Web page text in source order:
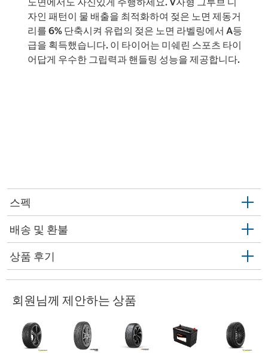
자인 패턴이 물 배출을 최적화하여 젖은 노면 제동거
리를 6% 단축시켜 유럽의 젖은 노면 라벨링에서 A등
급을 획득했습니다. 이 타이어는 미쉐린 스포츠 타이
어답게 우수한 그립력과 핸들링 성능을 제공합니다.
스펙
배송 및 환불
상품 후기
회원님께 제안하는 상품